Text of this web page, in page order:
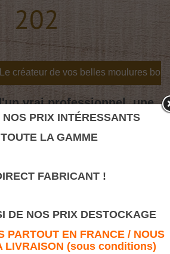
202
vrai professionnel, une
valeur sûre.
NOS PRIX INTÉRESSANTS
LA GAMME
FABRICANT !
DE NOS PRIX DESTOCKAGE
PARTOUT EN FRANCE / NOUS
LIVRAISON (sous conditions)